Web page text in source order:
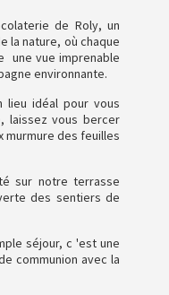
de Roly, un
la nature, où chaque
une vue imprenable
environnante.
lieu idéal pour vous
laissez vous bercer
murmure des feuilles
sur notre terrasse
des sentiers de
séjour, c 'est une
communion avec la